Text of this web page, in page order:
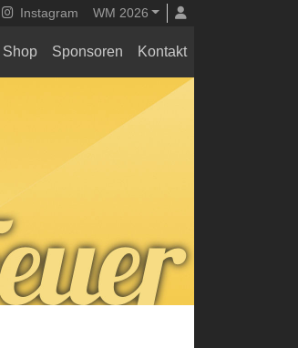
Instagram WM 2026
Shop Sponsoren Kontakt